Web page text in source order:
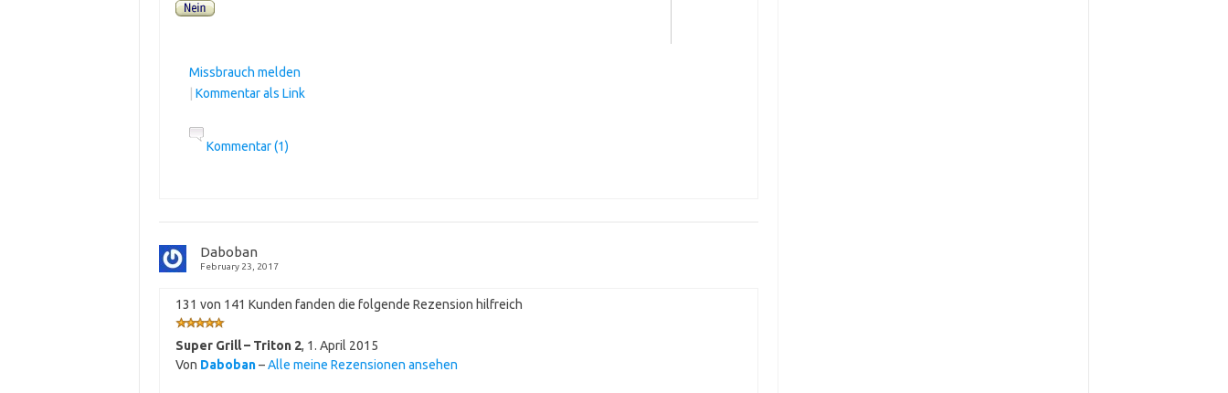
Missbrauch melden
Kommentar als Link
Kommentar (1)
Daboban
February 23, 2017
131 von 141 Kunden fanden die folgende Rezension hilfreich
Super Grill – Triton 2, 1. April 2015
Von Daboban–Alle meine Rezensionen ansehen